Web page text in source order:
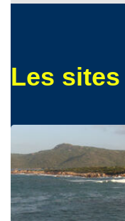
Les